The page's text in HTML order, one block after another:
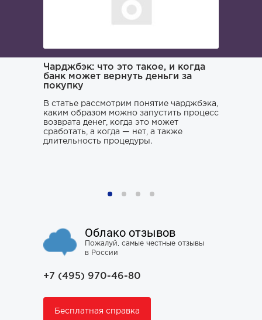
Чарджбэк: что это такое, и когда
банк может вернуть деньги за
покупку
В статье рассмотрим понятие чарджбэка,
каким образом можно запустить процесс
возврата денег, когда это может
сработать, а когда — нет, а также
длительность процедуры.
Облако отзывов
Пожалуй, самые честные отзывы
в России
+7 (495) 970-46-80
Бесплатная справка